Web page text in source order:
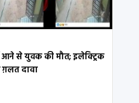
आने से युवक की मौत; इलेक्ट्रिक
दावा